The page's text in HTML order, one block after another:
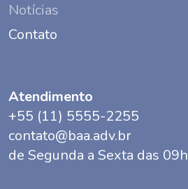
Notícias
Contato
Atendimento
+55 (11) 5555-2255
contato@baa.adv.br
de Segunda a Sexta das